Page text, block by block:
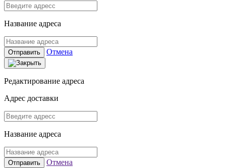
Название адреса
Отправить Отмена
Редактирование адреса
Адрес доставки
Название адреса
Отправить Отмена